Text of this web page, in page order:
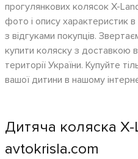
прогулянкових колясок X-
фото і опису характеристик
з відгуками покупців.
купити коляску з доставкою в
території України. Купуйте
вашої дитини в нашому
Дитяча коляска
avtokrisla.com